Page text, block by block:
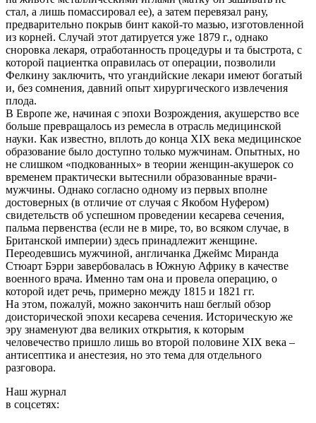
стал, а лишь помассировал ее), а затем перевязал рану,
предварительно покрыв бинт какой-то мазью, изготовленной
из корней. Случай этот датируется уже 1879 г., однако
сноровка лекаря, отработанность процедуры и та быстрота, с
которой пациентка оправилась от операции, позволили
Фелкину заключить, что угандийские лекари имеют богатый
и, без сомнения, давний опыт хирургического извлечения
плода.
В Европе же, начиная с эпохи Возрождения, акушерство все
больше превращалось из ремесла в отрасль медицинской
науки. Как известно, вплоть до конца XIX века медицинское
образование было доступно только мужчинам. Опытных, но
не слишком «подкованных» в теории женщин-акушерок со
временем практически вытеснили образованные врачи-
мужчины. Однако согласно одному из первых вполне
достоверных (в отличие от случая с Якобом Нуфером)
свидетельств об успешном проведении кесарева сечения,
пальма первенства (если не в мире, то, во всяком случае, в
Британской империи) здесь принадлежит женщине.
Переодевшись мужчиной, англичанка Джеймс Миранда
Стюарт Бэрри завербовалась в Южную Африку в качестве
военного врача. Именно там она и провела операцию, о
которой идет речь, примерно между 1815 и 1821 гг.
На этом, пожалуй, можно закончить наш беглый обзор
доисторической эпохи кесарева сечения. Историческую же
эру знаменуют два великих открытия, к которым
человечество пришло лишь во второй половине XIX века –
антисептика и анестезия, но это тема для отдельного
разговора.
Наш журнал
в соцсетях: